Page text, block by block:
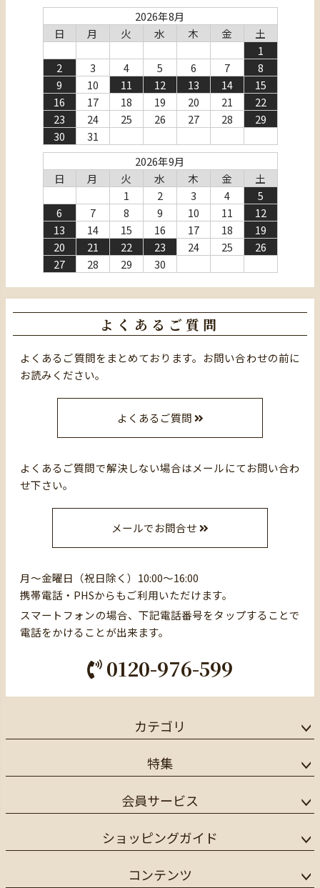
2026年8月
日
月 火 水 木 金
土
1
2
3 4 5 6 7
8
9
10 11 12 13 14
15
16
17 18 19 20 21
22
23
24 25 26 27 28
29
30
31
2026年9月
日
月 火 水 木 金
土
1
2 3 4
5
6
7 8 9 10 11
12
13
14 15 16 17 18
19
20
21 22 23 24 25
26
27
28 29 30
よくあるご質問
よくあるご質問をまとめております。お問い合わせの前に
お読みください。
よくあるご質問
よくあるご質問で解決しない場合はメールにてお問い合わ
せ下さい。
メールでお問合せ
月～金曜日（祝日除く）10:00～16:00
携帯電話・PHSからもご利用いただけます。
スマートフォンの場合、下記電話番号をタップすることで
電話をかけることが出来ます。
0120-976-599
カテゴリ
特集
会員サービス
ショッピングガイド
コンテンツ